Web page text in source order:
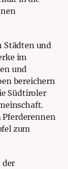
Städten und
im
und
bereichern
Südtiroler
zum
der